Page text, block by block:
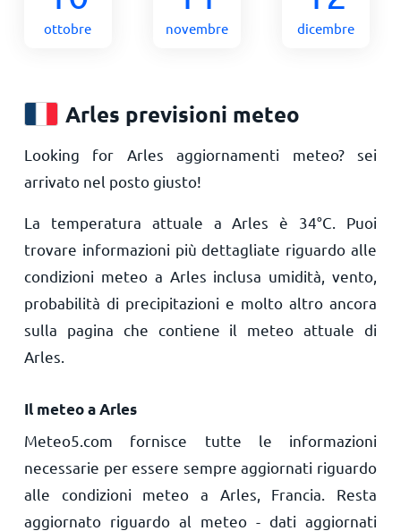
ottobre novembre dicembre
Arles previsioni meteo
Looking for Arles aggiornamenti meteo? sei
arrivato nel posto giusto!
La temperatura attuale a Arles è 34°C . Puoi
trovare informazioni più dettagliate riguardo alle
condizioni meteo a Arles inclusa umidità, vento,
probabilità di precipitazioni e molto altro ancora
sulla pagina che contiene il meteo attuale di
Arles.
Il meteo a Arles
Meteo5.com fornisce tutte le informazioni
necessarie per essere sempre aggiornati riguardo
alle condizioni meteo a Arles, Francia. Resta
aggiornato riguardo al meteo - dati aggiornati